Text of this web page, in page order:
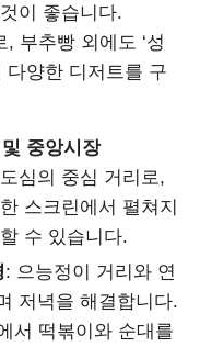
이 좋습니다.
부추빵 외에도 ‘성
다양한 디저트를 구
중앙시장
심의 중심 거리로,
스크린에서 펼쳐지
수 있습니다.
: 으능정이 거리와 연
저녁을 해결합니다.
서 떡볶이와 순대를